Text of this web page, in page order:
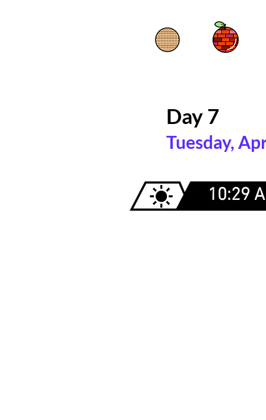
Day 7
Tuesday,
10:29